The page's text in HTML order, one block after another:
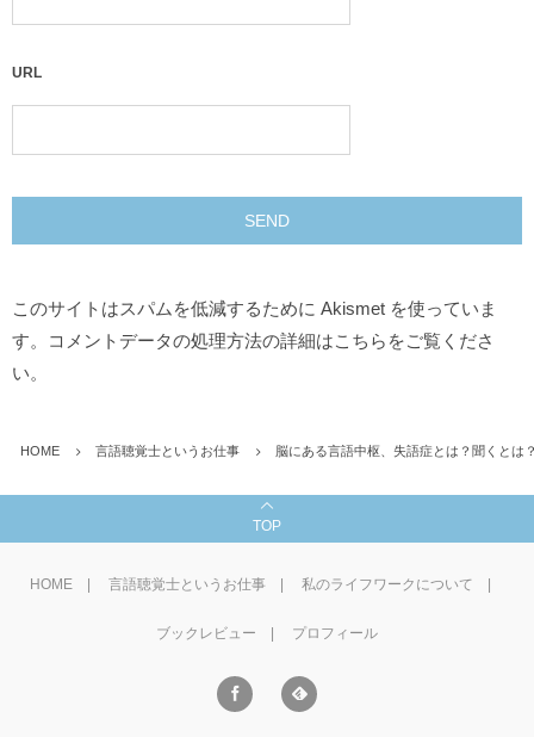
URL
このサイトはスパムを低減するために Akismet を使っていま
す。
コメントデータの処理方法の詳細はこちらをご覧くださ
い。
HOME 言語聴覚士というお仕事 脳にある言語中枢、失語症とは？聞くとは
TOP
HOME 言語聴覚士というお仕事 私のライフワークについて
ブックレビュー プロフィール